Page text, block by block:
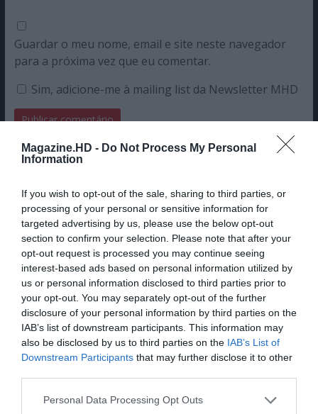
Magazine.HD - Do Not Process My Personal
Information
If you wish to opt-out of the sale, sharing to third parties, or
processing of your personal or sensitive information for
targeted advertising by us, please use the below opt-out
section to confirm your selection. Please note that after your
opt-out request is processed you may continue seeing
interest-based ads based on personal information utilized by
us or personal information disclosed to third parties prior to
your opt-out. You may separately opt-out of the further
disclosure of your personal information by third parties on the
IAB’s list of downstream participants. This information may
also be disclosed by us to third parties on the IAB’s List of
Downstream Participants that may further disclose it to other
Personal Data Processing Opt Outs
Guardar o meu nome, email e site neste navegador
para a próxima vez que eu comentar.
Sim, adicione-me à mailing list da Newsletter MHD